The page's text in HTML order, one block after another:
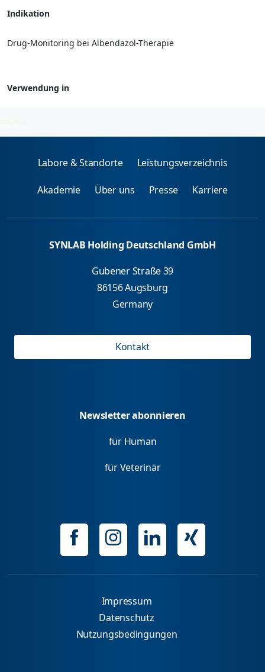
Indikation
Drug-Monitoring bei Albendazol-Therapie
Verwendung in
2026-08-06
Labore & Standorte Leistungsverzeichnis
Akademie Über uns Presse Karriere
SYNLAB Holding Deutschland GmbH
Gubener Straße 39
86156 Augsburg
Germany
Kontakt
Newsletter abonnieren
für Human
für Veterinär
Impressum
Datenschutz
Nutzungsbedingungen